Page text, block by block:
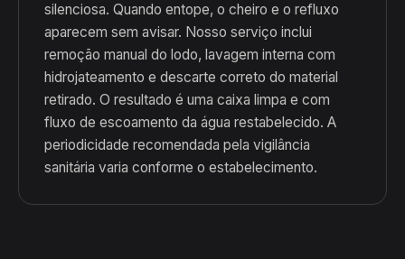
silenciosa. Quando entope, o cheiro e o refluxo
aparecem sem avisar. Nosso serviço inclui
remoção manual do lodo, lavagem interna com
hidrojateamento e descarte correto do material
retirado. O resultado é uma caixa limpa e com
fluxo de escoamento da água restabelecido. A
periodicidade recomendada pela vigilância
sanitária varia conforme o estabelecimento.